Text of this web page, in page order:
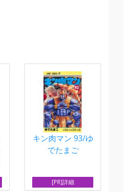
キン肉マン 93/ゆ
でたまご
[PR]詳細